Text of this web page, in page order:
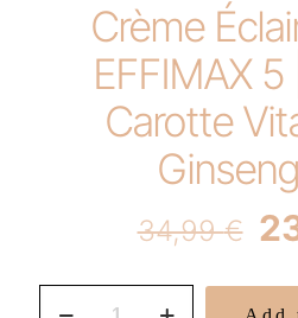
Crème
EFFIMAX 5
Carotte
34,99€